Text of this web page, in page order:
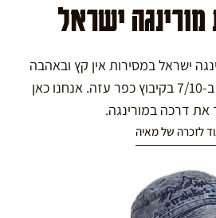
מורינגה ישראל
ישראל במסירות אין קץ ובאהבה
גדולה. מאיה נרצחה ב-7/10 בקיבוץ כפר עזה. אנחנו כאן
את דרכה במורינגה.
לזכרה של מאיה